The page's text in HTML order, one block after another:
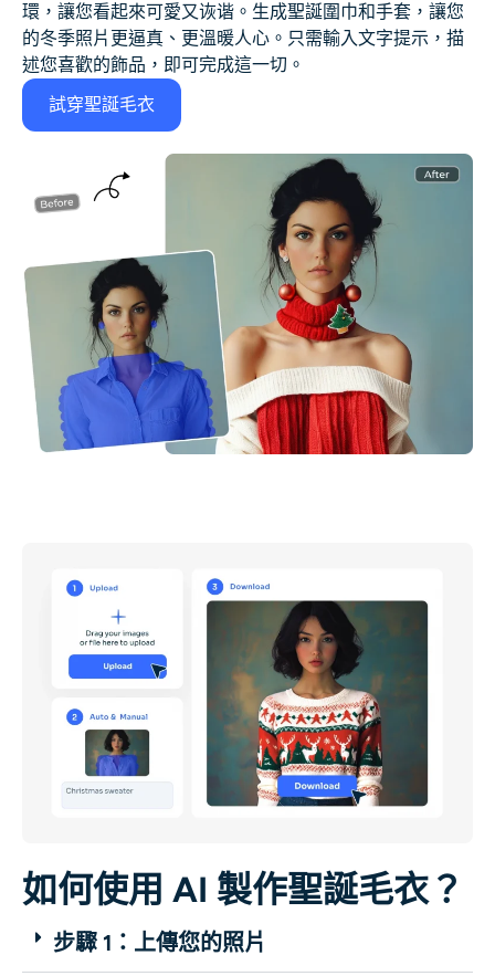
環，讓您看起來可愛又诙谐。生成聖誕圍巾和手套，讓您
的冬季照片更逼真、更溫暖人心。只需輸入文字提示，描
述您喜歡的飾品，即可完成這一切。
試穿聖誕毛衣
如何使用 AI 製作聖誕毛衣？
步驟 1：上傳您的照片